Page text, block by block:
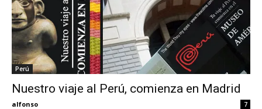
Perú
Nuestro viaje al Perú, comienza en Madrid
alfonso 7